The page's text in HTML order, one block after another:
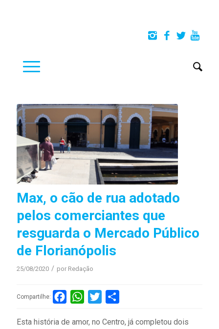
Max, o cão de rua adotado
pelos comerciantes que
resguarda o Mercado Público
de Florianópolis
25/08/2020 / por Redação
Compartilhe: FacebookWhatsApp
Twitter
Esta história de amor, no Centro, já completou dois